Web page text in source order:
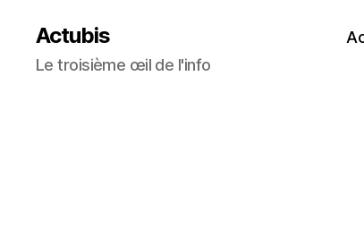
Actubis
Le troisième œil de l'info